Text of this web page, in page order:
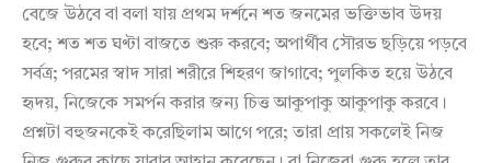
বেজে উঠবে বা বলা যায় প্রথম দর্শনে শত জনমের ভক্তিভাব উদয়
হবে; শত শত ঘণ্টা বাজতে শুরু করবে; অপার্থীব সৌরভ ছড়িয়ে পড়বে
সর্বত্র; পরমের স্বাদ সারা শরীরে শিহরণ জাগাবে; পুলকিত হয়ে উঠবে
হৃদয়, নিজেকে সমর্পন করার জন্য চিত্ত আকুপাকু আকুপাকু করবে।
প্রশ্নটা বহুজনকেই করেছিলাম আগে পরে; তারা প্রায় সকলেই নিজ